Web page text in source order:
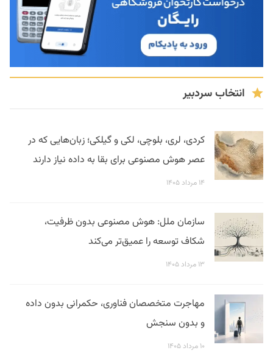
انتخاب سردبیر
کردی، لری، بلوچی، لکی و گیلکی؛ زبان‌هایی که در
عصر هوش مصنوعی برای بقا به داده نیاز دارند
۱۴ مرداد ۱۴۰۵
سازمان ملل: هوش مصنوعی بدون ظرفیت،
شکاف توسعه را عمیق‌تر می‌کند
۱۳ مرداد ۱۴۰۵
مهاجرت متخصصان فناوری، حکمرانی بدون داده
و بدون سنجش
۱۰ مرداد ۱۴۰۵